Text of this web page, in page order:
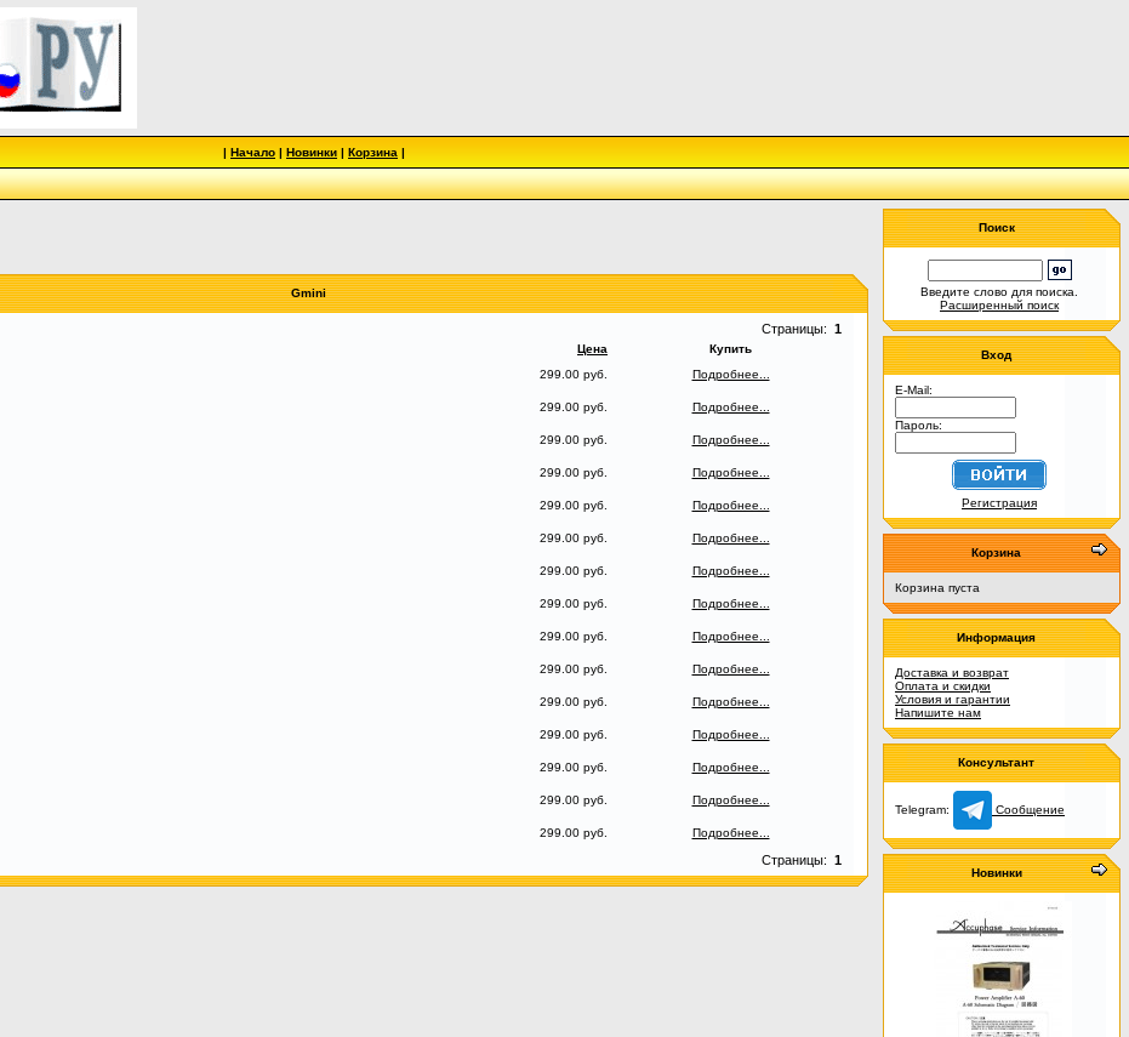
| Начало | Новинки | Корзина |
Gmini
Страницы: 1
Цена
Купить
299.00 руб.
Подробнее...
299.00 руб.
Подробнее...
299.00 руб.
Подробнее...
299.00 руб.
Подробнее...
299.00 руб.
Подробнее...
299.00 руб.
Подробнее...
299.00 руб.
Подробнее...
299.00 руб.
Подробнее...
299.00 руб.
Подробнее...
299.00 руб.
Подробнее...
299.00 руб.
Подробнее...
299.00 руб.
Подробнее...
299.00 руб.
Подробнее...
299.00 руб.
Подробнее...
299.00 руб. Подробнее...
Страницы: 1
Поиск
Введите слово для поиска.
Расширенный поиск
Вход
E-Mail:
Пароль:
Регистрация
Корзина
Корзина пуста
Информация
Доставка и возврат
Оплата и скидки
Условия и гарантии
Напишите нам
Консультант
Telegram: Сообщение
Новинки